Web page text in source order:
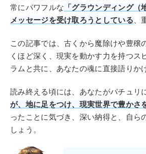
常にパワフルな 「グラウンディング
メッセージを受け取ろうとしている 、
この記事では、古くから魔除けや豊
くほど深く、現実を動かす力を持つ
ラムと共に、あなたの魂に直接語りか
読み終える頃には、あなたがパチュリ
が、地に足をつけ、現実世界で豊かさ
ったことに気づき、深い納得と、自
しょう。